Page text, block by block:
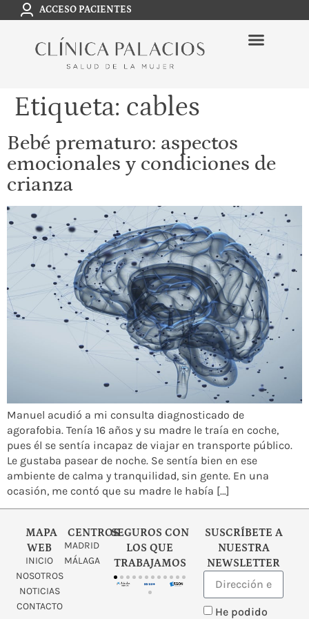
ACCESO PACIENTES
Etiqueta: cables
Bebé prematuro: aspectos
emocionales y condiciones de
crianza
Manuel acudió a mi consulta diagnosticado de
agorafobia. Tenía 16 años y su madre le traía en coche,
pues él se sentía incapaz de viajar en transporte público.
Le gustaba pasear de noche. Se sentía bien en ese
ambiente de calma y tranquilidad, sin gente. En una
ocasión, me contó que su madre le había […]
MAPA
WEB
INICIO
NOSOTROS
NOTICIAS
CONTACTO
CENTROS
MADRID
MÁLAGA
SEGUROS CON
LOS QUE
TRABAJAMOS
SUSCRÍBETE A
NUESTRA
NEWSLETTER
He podido